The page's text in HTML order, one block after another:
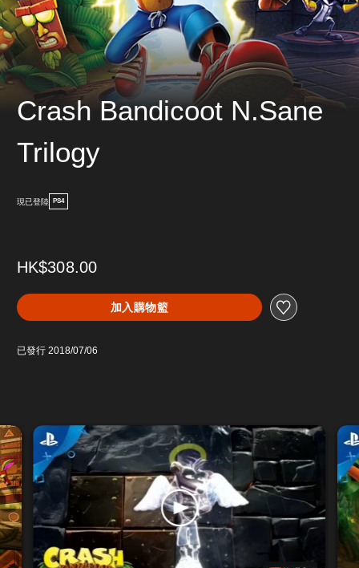
Crash Bandicoot N.Sane
Trilogy
現已登陸 PS4
HK$308.00
加入購物籃
已發行 2018/07/06